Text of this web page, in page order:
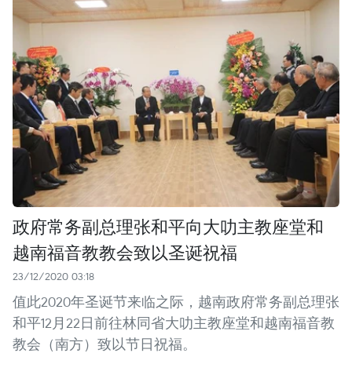
政府常务副总理张和平向大叻主教座堂和
越南福音教教会致以圣诞祝福
23/12/2020 03:18
值此2020年圣诞节来临之际，越南政府常务副总理张
和平12月22日前往林同省大叻主教座堂和越南福音教
教会（南方）致以节日祝福。